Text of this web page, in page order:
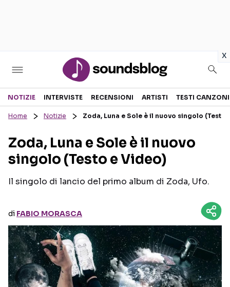
x
Sezioni
RECENSIONI MUSICALI
INTERVISTE
GOSSIP E CURIOSITÀ
TESTI CANZONI
TOUR ED EVENTI
TALENT SHOW
Seguici sui social
NOTIZIE INTERVISTE RECENSIONI ARTISTI TESTI CANZONI
Home Notizie Zoda, Luna e Sole è il nuovo singolo (Testo
Zoda, Luna e Sole è il nuovo
singolo (Testo e Video)
Il singolo di lancio del primo album di Zoda, Ufo.
di FABIO MORASCA